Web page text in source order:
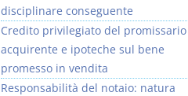
disciplinare conseguente
Credito privilegiato del promissario
acquirente e ipoteche sul bene
promesso in vendita
Responsabilità del notaio: natura